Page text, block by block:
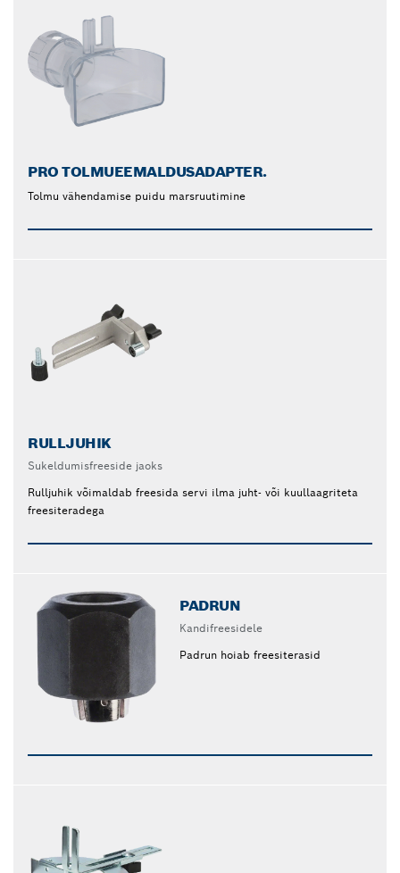
PRO TOLMUEEMALDUSADAPTER.
Tolmu vähendamise puidu marsruutimine
RULLJUHIK
Sukeldumisfreeside jaoks
Rulljuhik võimaldab freesida servi ilma juht- või kuullaagriteta
freesiteradega
PADRUN
Kandifreesidele
Padrun hoiab freesiterasid